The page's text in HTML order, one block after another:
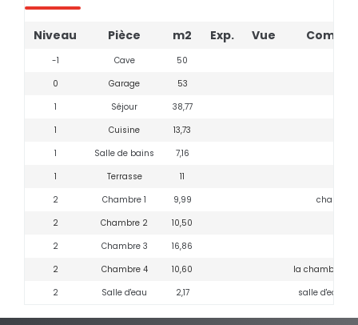
Niveau Pièce m2 Exp. Vue
-1 Cave
50
0
Garage
53
1
Séjour
38,77
1
Cuisine
13,73
1
Salle de bains
7,16
1
Terrasse
11
2
Chambre 1 9,99
chambre
2
Chambre 2
10,50
2
Chambre 3
16,86
2
Chambre 4 10,60
la chambre
2
Salle d'eau 2,17 salle d'eau